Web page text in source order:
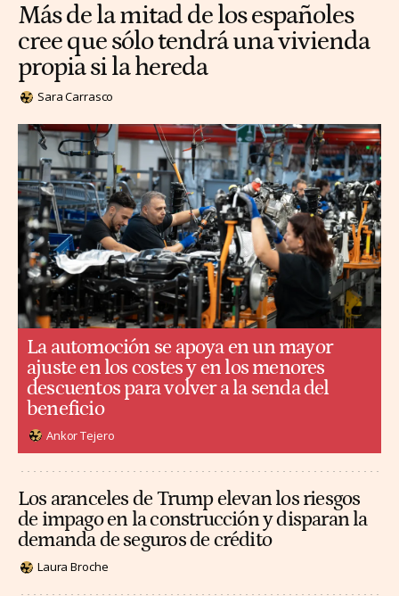
Más de la mitad de los españoles
cree que sólo tendrá una vivienda
propia si la hereda
Sara Carrasco
La automoción se apoya en un mayor
ajuste en los costes y en los menores
descuentos para volver a la senda del
beneficio
Ankor Tejero
Los aranceles de Trump elevan los riesgos
de impago en la construcción y disparan la
demanda de seguros de crédito
Laura Broche